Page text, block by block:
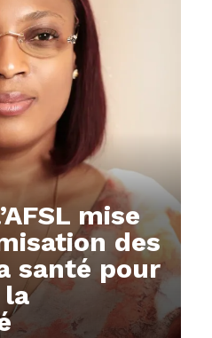
mise
des
santé pour